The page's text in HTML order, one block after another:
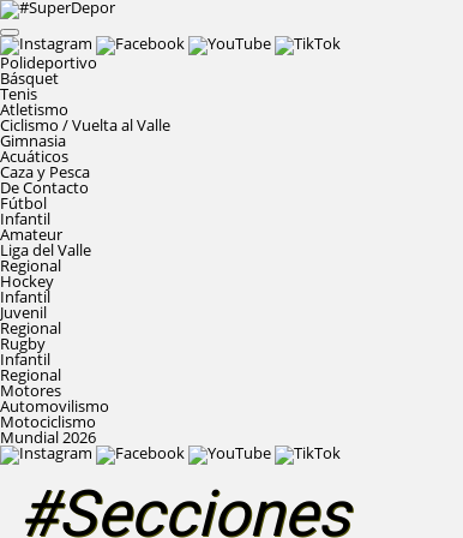
Polideportivo
Básquet
Tenis
Atletismo
Ciclismo / Vuelta al Valle
Gimnasia
Acuáticos
Caza y Pesca
De Contacto
Fútbol
Infantil
Amateur
Liga del Valle
Regional
Hockey
Infantil
Juvenil
Regional
Rugby
Infantil
Regional
Motores
Automovilismo
Motociclismo
Mundial 2026
#Secciones